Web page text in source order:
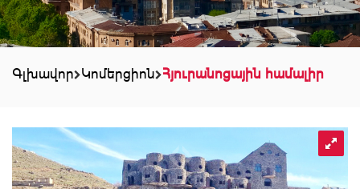
Գլխավոր Կոմերցիոն Հյուրանոցային համալիր